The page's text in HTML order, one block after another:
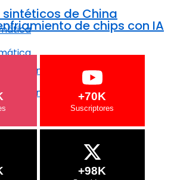
regenerativa
regenerativa
de China
de chips con IA
+70K
+98K